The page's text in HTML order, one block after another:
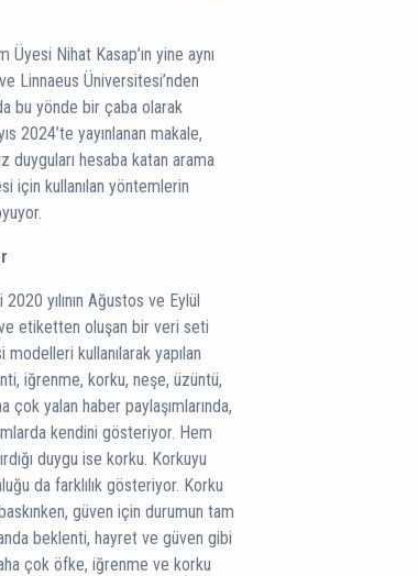
Nihat Kasap’ın yine aynı
Linnaeus Üniversitesi’nden
bu yönde bir çaba olarak
2024’te yayınlanan makale,
duyguları hesaba katan arama
için kullanılan yöntemlerin
2020 yılının Ağustos ve Eylül
ve etiketten oluşan bir veri seti
kullanılarak yapılan
iğrenme, korku, neşe, üzüntü,
yalan haber paylaşımlarında,
kendini gösteriyor. Hem
duygu ise korku. Korkuyu
da farklılık gösteriyor. Korku
güven için durumun tam
beklenti, hayret ve güven gibi
çok öfke, iğrenme ve korku